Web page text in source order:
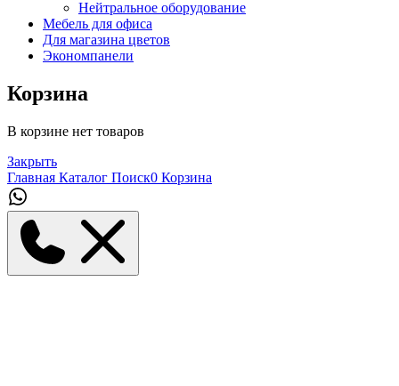
Нейтральное оборудование
Мебель для офиса
Для магазина цветов
Экономпанели
Корзина
В корзине нет товаров
Закрыть
Главная Каталог Поиск0 Корзина